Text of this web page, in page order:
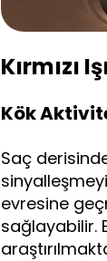
Kırmızı
Kök
Saç
evresine
sağlayabilir.